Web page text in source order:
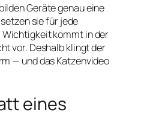
Geräte genau eine
sie für jede
kommt in der
vor. Deshalb klingt der
— und das Katzenvideo
eines